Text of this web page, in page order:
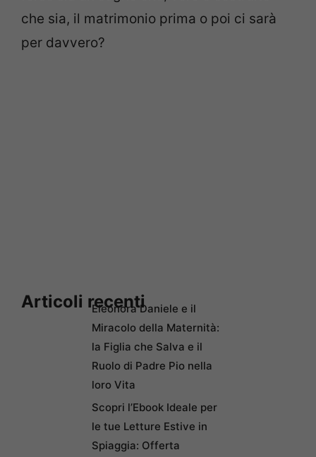
che sia, il matrimonio prima o poi ci sarà
per davvero?
Articoli recentiEleonora Daniele e il
Miracolo della Maternità:
la Figlia che Salva e il
Ruolo di Padre Pio nella
loro Vita
Scopri l’Ebook Ideale per
le tue Letture Estive in
Spiaggia: Offerta